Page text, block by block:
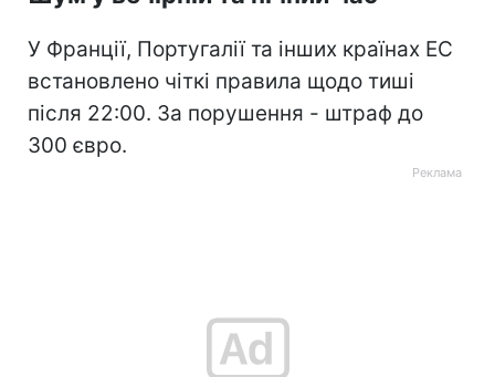
У Франції, Португалії та інших країнах ЕС
встановлено чіткі правила щодо тиші
після 22:00. За порушення - штраф до
300 євро.